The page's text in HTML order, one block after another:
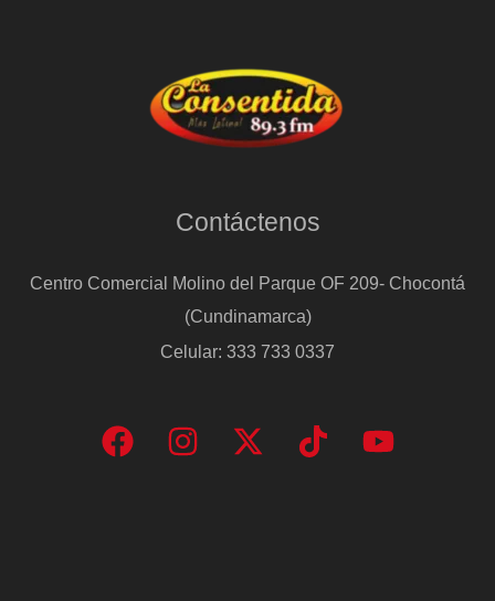
Contáctenos
Centro Comercial Molino del Parque OF 209- Chocontá
(Cundinamarca)
Celular: 333 733 0337